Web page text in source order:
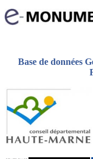
Base de données